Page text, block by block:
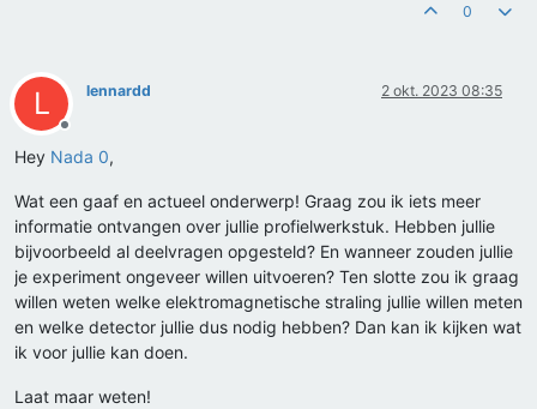
0
L
Offline
lennardd 2 okt. 2023 08:35
Hey Nada 0,
Wat een gaaf en actueel onderwerp! Graag zou ik iets meer
informatie ontvangen over jullie profielwerkstuk. Hebben jullie
bijvoorbeeld al deelvragen opgesteld? En wanneer zouden jullie
je experiment ongeveer willen uitvoeren? Ten slotte zou ik graag
willen weten welke elektromagnetische straling jullie willen meten
en welke detector jullie dus nodig hebben? Dan kan ik kijken wat
ik voor jullie kan doen.
Laat maar weten!